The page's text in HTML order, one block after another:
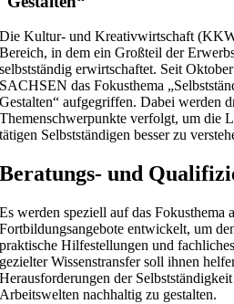
Die Kultur- und Kreativwirtschaft
Bereich, in dem ein Großteil der
selbstständig erwirtschaftet. Seit
SACHSEN das Fokusthema
Gestalten“ aufgegriffen. Dabei werden
Themenschwerpunkte verfolgt, um die
tätigen Selbstständigen besser zu
Beratungs- und
Es werden speziell auf das Fokusthema
Fortbildungsangebote entwickelt, um
praktische Hilfestellungen und
gezielter Wissenstransfer soll ihnen
Herausforderungen der
Arbeitswelten nachhaltig zu gestalten.